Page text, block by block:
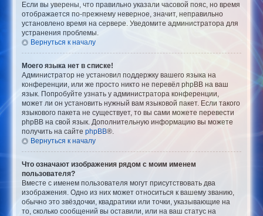
Если вы уверены, что правильно указали часовой пояс, но время
отображается по-прежнему неверное, значит, неправильно
установлено время на сервере. Уведомите администратора для
устранения проблемы.
Вернуться к началу
Моего языка нет в списке!
Администратор не установил поддержку вашего языка на
конференции, или же просто никто не перевёл phpBB на ваш
язык. Попробуйте узнать у администратора конференции,
может ли он установить нужный вам языковой пакет. Если такого
языкового пакета не существует, то вы сами можете перевести
phpBB на свой язык. Дополнительную информацию вы можете
получить на сайтеphpBB®.
Вернуться к началу
Что означают изображения рядом с моим именем
пользователя?
Вместе с именем пользователя могут присутствовать два
изображения. Одно из них может относиться к вашему званию,
обычно это звёздочки, квадратики или точки, указывающие на
то, сколько сообщений вы оставили, или на ваш статус на